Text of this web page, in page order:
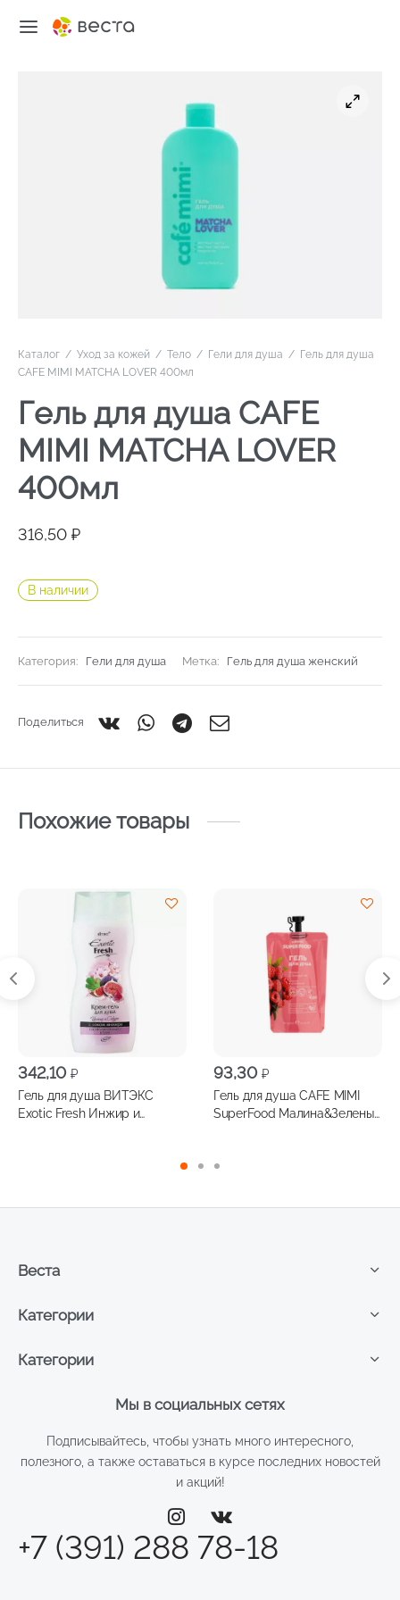
Каталог / Уход за кожей / Тело / Гели для душа / Гель для душа
CAFE MIMI MATCHA LOVER 400мл
Гель для душа CAFE
MIMI MATCHA LOVER
400мл
316,50 ₽
В наличии
Категория: Гели для душа Метка: Гель для душа женский
Поделиться
Похожие товары
342,10 ₽
Гель для душа ВИТЭКС
Exotic Fresh Инжир и
93,30 ₽
Гель для душа CAFE MIMI
SuperFood Малина&Зеленый
Мы в социальных сетях
Подписывайтесь, чтобы узнать много интересного,
полезного, а также оставаться в курсе последних новостей
и акций!
+7 (391) 288 78-18
Категории
Категории
Веста